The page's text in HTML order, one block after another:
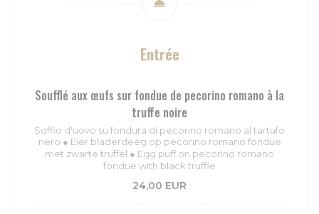
Entrée
Soufflé aux œufs sur fondue de pecorino romano à la
truffe noire
Soffio d'uovo su fonduta di pecorino romano al tartufo
nero ● Eier bladerdeeg op pecorino romano fondue
met zwarte truffel ● Egg puff on pecorino romano
fondue with black truffle
24,00 EUR